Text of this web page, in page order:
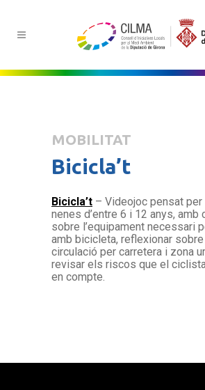
MOBILITAT
Bicicla’t
Bicicla’t – Videojoc pensat per
nenes d’entre 6 i 12 anys, amb
sobre l’equipament necessari
amb bicicleta, reflexionar
circulació per carretera i zona
revisar els riscos que el
en compte.